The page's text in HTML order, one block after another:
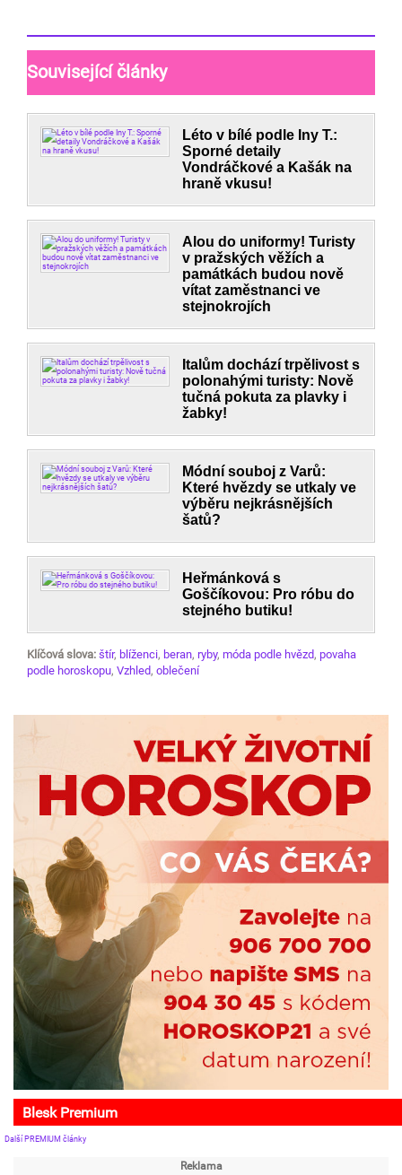
Související články
Léto v bílé podle Iny T.:
Sporné detaily
Vondráčkové a Kašák na
hraně vkusu!
Alou do uniformy! Turisty
v pražských věžích a
památkách budou nově
vítat zaměstnanci ve
stejnokrojích
Italům dochází trpělivost s
polonahými turisty: Nově
tučná pokuta za plavky i
žabky!
Módní souboj z Varů:
Které hvězdy se utkaly ve
výběru nejkrásnějších
šatů?
Heřmánková s
Goščíkovou: Pro róbu do
stejného butiku!
Klíčová slova: štír, blíženci, beran, ryby, móda podle hvězd, povaha
podle horoskopu, Vzhled, oblečení
Blesk Premium
Další PREMIUM články